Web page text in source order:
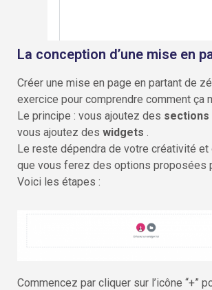
La conception d’une mise en
Créer une mise en page en partant de
exercice pour comprendre comment ça
Le principe : vous ajoutez des sections
vous ajoutez des widgets .
Le reste dépendra de votre créativité et
que vous ferez des options proposées
Voici les étapes :
Commencez par cliquer sur l’icône “+”